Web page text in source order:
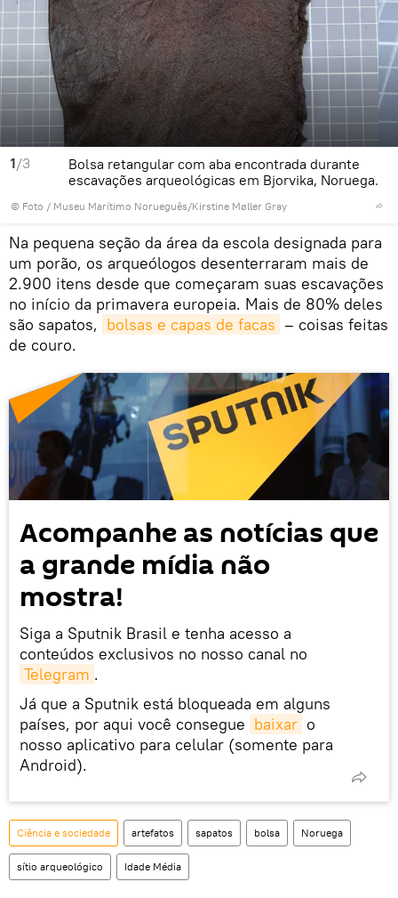
1/3
© Foto / Museu Marítimo Norueguês/Kirstine Møller Gray
Bolsa retangular com aba encontrada durante
escavações arqueológicas em Bjorvika, Noruega.
Na pequena seção da área da escola designada para
um porão, os arqueólogos desenterraram mais de
2.900 itens desde que começaram suas escavações
no início da primavera europeia. Mais de 80% deles
são sapatos, bolsas e capas de facas – coisas feitas
de couro.
Acompanhe as notícias que
a grande mídia não
mostra!
Siga a Sputnik Brasil e tenha acesso a
conteúdos exclusivos no nosso canal no
Telegram .
Já que a Sputnik está bloqueada em alguns
países, por aqui você consegue baixar o
nosso aplicativo para celular (somente para
Android).
Ciência e sociedade artefatos sapatos bolsa Noruega
sítio arqueológico Idade Média